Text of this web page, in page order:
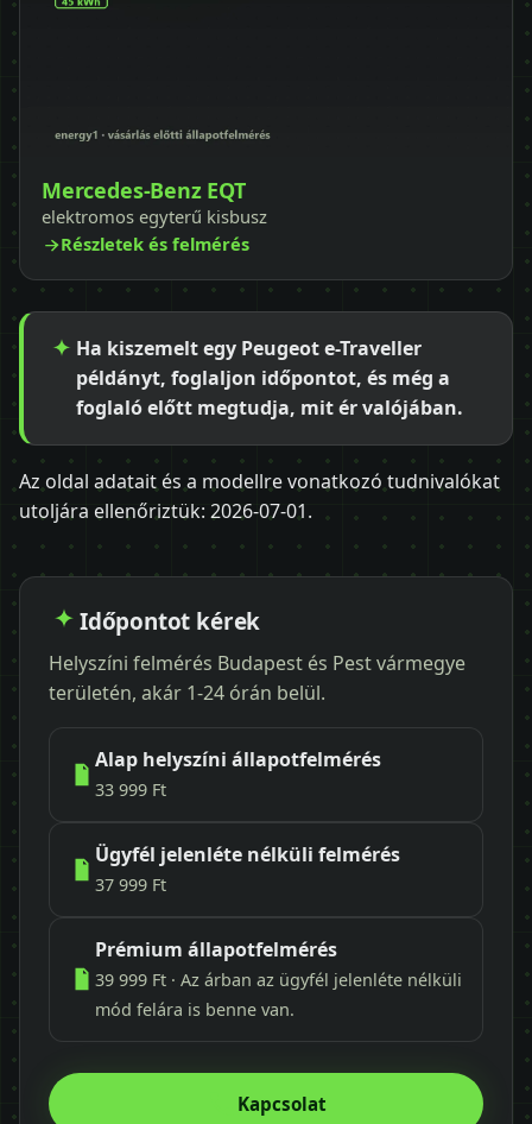
Mercedes-Benz EQT
elektromos egyterű kisbusz
Részletek és felmérés
Ha kiszemelt egy Peugeot e-Traveller
példányt, foglaljon időpontot, és még a
foglaló előtt megtudja, mit ér valójában.
Az oldal adatait és a modellre vonatkozó tudnivalókat
utoljára ellenőriztük: 2026-07-01.
Időpontot kérek
Helyszíni felmérés Budapest és Pest vármegye
területén, akár 1-24 órán belül.
Alap helyszíni állapotfelmérés
33 999 Ft
Ügyfél jelenléte nélküli felmérés
37 999 Ft
Prémium állapotfelmérés
39 999 Ft · Az árban az ügyfél jelenléte nélküli
mód felára is benne van.
Kapcsolat